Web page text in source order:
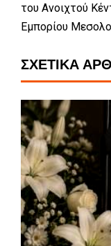
του Ανοιχτού
Εμπορίου
ΣΧΕΤΙΚΆ